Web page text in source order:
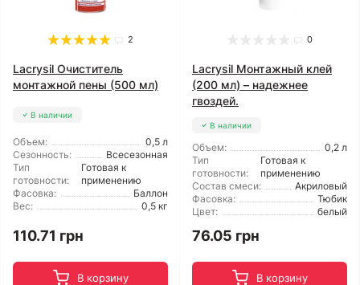
2
Lacrysil Очиститель
монтажной пены (500 мл)
В наличии
Объем:
0,5 л
Сезонность:
Всесезонная
Тип
готовности:
Готовая к
применению
Фасовка:
Баллон
Вес:
0,5 кг
110.71 грн
В корзину
0
Lacrysil Монтажный клей
(200 мл) – надежнее
гвоздей.
В наличии
Объем:
0,2 л
Тип
готовности:
Готовая к
применению
Состав смеси:
Акриловый
Фасовка:
Тюбик
Цвет:
белый
76.05 грн
В корзину